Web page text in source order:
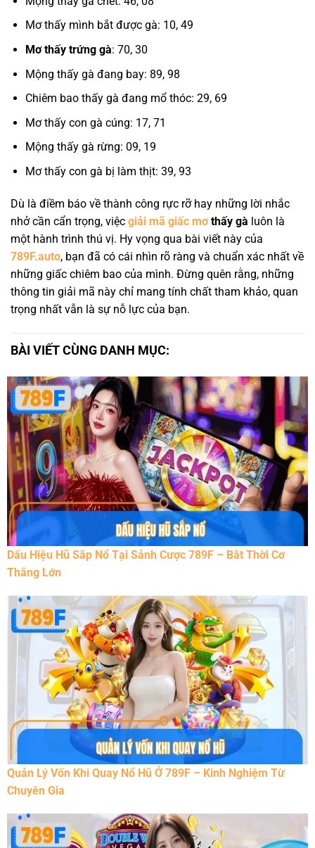
Mơ thấy mình bắt được gà: 10, 49
Mơ thấy trứng gà: 70, 30
Mộng thấy gà đang bay: 89, 98
Chiêm bao thấy gà đang mổ thóc: 29, 69
Mơ thấy con gà cúng: 17, 71
Mộng thấy gà rừng: 09, 19
Mơ thấy con gà bị làm thịt: 39, 93
Dù là điềm báo về thành công rực rỡ hay những lời nhắc
nhở cần cẩn trọng, việc giải mã giấc mơthấy gà luôn là
một hành trình thú vị. Hy vọng qua bài viết này của
789F.auto, bạn đã có cái nhìn rõ ràng và chuẩn xác nhất về
những giấc chiêm bao của mình. Đừng quên rằng, những
thông tin giải mã này chỉ mang tính chất tham khảo, quan
trọng nhất vẫn là sự nỗ lực của bạn.
BÀI VIẾT CÙNG DANH MỤC:
Dấu Hiệu Hũ Sắp Nổ Tại Sảnh Cược 789F – Bắt Thời Cơ
Thắng Lớn
Quản Lý Vốn Khi Quay Nổ Hũ Ở 789F – Kinh Nghiệm Từ
Chuyên Gia